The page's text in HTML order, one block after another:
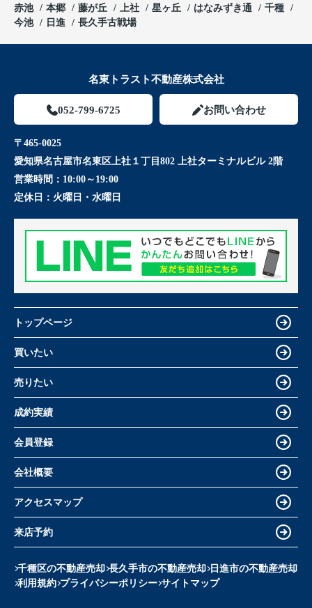
赤池
本郷 藤が丘 上社 星ヶ丘 はなみずき通
千種
今池
日進 長久手古戦場
名東トラスト不動産株式会社
052-799-6725 お問い合わせ
〒465-0025
愛知県名古屋市名東区上社１丁目802 上社ターミナルビル 2階
営業時間： 10:00～19:00
定休日： 火曜日・水曜日
トップページ
買いたい
売りたい
成約実績
会員登録
会社概要
アクセスマップ
来店予約
千種区の不動産売却 長久手市の不動産売却 日進市の不動産売却
利用規約 プライバシーポリシー サイトマップ